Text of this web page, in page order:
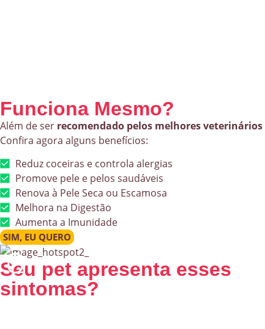
Funciona Mesmo?
Além de ser recomendado pelos melhores veterinários
Confira agora alguns benefícios:
Reduz coceiras e controla alergias
Promove pele e pelos saudáveis
Renova à Pele Seca ou Escamosa
Melhora na Digestão
Aumenta a Imunidade
SIM, EU QUERO
Seu pet apresenta esses
sintomas?